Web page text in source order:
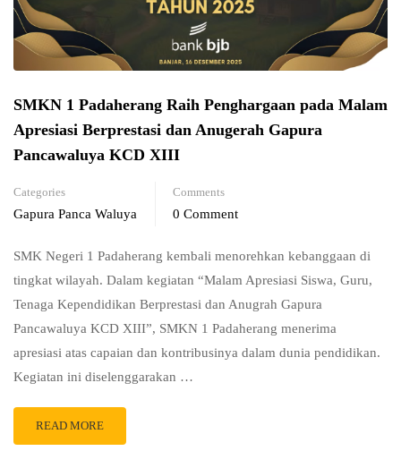
SMKN 1 Padaherang Raih Penghargaan pada Malam
Apresiasi Berprestasi dan Anugerah Gapura
Pancawaluya KCD XIII
Categories
Gapura Panca Waluya
Comments
0 Comment
SMK Negeri 1 Padaherang kembali menorehkan kebanggaan di
tingkat wilayah. Dalam kegiatan “Malam Apresiasi Siswa, Guru,
Tenaga Kependidikan Berprestasi dan Anugrah Gapura
Pancawaluya KCD XIII”, SMKN 1 Padaherang menerima
apresiasi atas capaian dan kontribusinya dalam dunia pendidikan.
Kegiatan ini diselenggarakan …
READ MORE